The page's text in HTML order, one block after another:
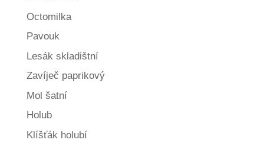
Octomilka
Pavouk
Lesák skladištní
Zavíječ paprikový
Mol šatní
Holub
Klíšťák holubí